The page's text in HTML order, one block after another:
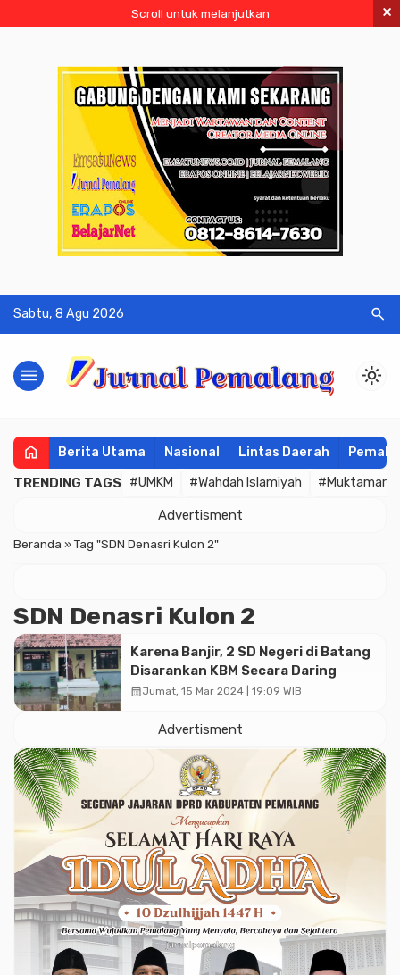
Scroll untuk melanjutkan ×
Sabtu, 8 Agu 2026 search
menu light_mode
home Berita Utama Nasional Lintas Daerah
TRENDING TAGS #UMKM #Wahdah Islamiyah #Muktamar
Advertisment
Beranda »Tag "SDN Denasri Kulon 2"
SDN Denasri Kulon 2
Karena Banjir, 2 SD Negeri di Batang
Disarankan KBM Secara Daring
calendar_monthJumat, 15 Mar 2024 | 19:09 WIB
Advertisment